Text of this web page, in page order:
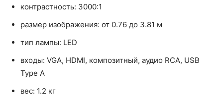
контрастность: 3000:1
размер изображения: от 0.76 до 3.81 м
тип лампы: LED
входы: VGA, HDMI, композитный, аудио RCA, USB
Type A
вес: 1.2 кг